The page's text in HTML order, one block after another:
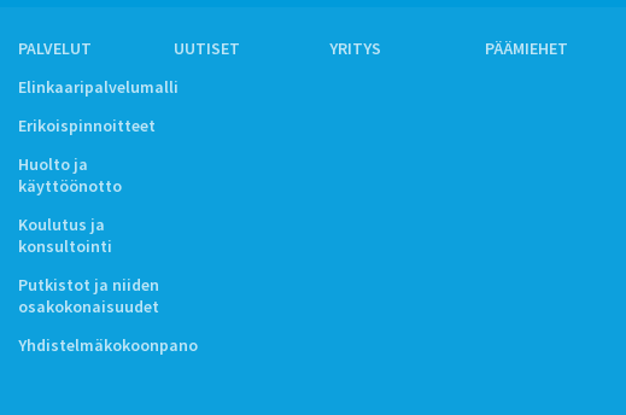
PALVELUT
Elinkaaripalvelumalli
Erikoispinnoitteet
Huolto ja
käyttöönotto
Koulutus ja
konsultointi
Putkistot ja niiden
osakokonaisuudet
Yhdistelmäkokoonpano
UUTISET YRITYS PÄÄMIEHET